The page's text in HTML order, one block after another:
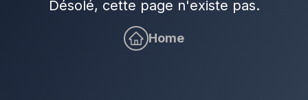
Désolé, cette page n'existe pas.
Home